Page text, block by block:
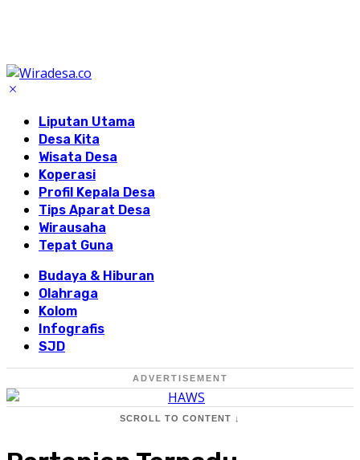
Liputan Utama
Desa Kita
Wisata Desa
Koperasi
Profil Kepala Desa
Tips Aparat Desa
Wirausaha
Tepat Guna
Budaya & Hiburan
Olahraga
Kolom
Infografis
SJD
ADVERTISEMENT
SCROLL TO CONTENT ↓